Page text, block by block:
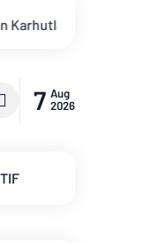
Surut Akibat
7 Aug
2026